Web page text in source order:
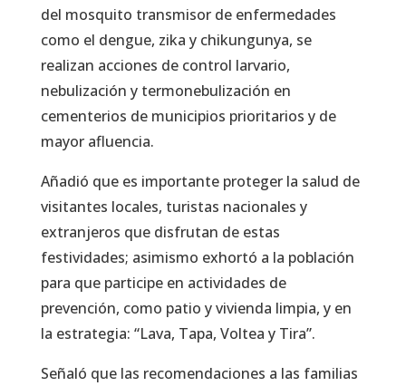
del mosquito transmisor de enfermedades
como el dengue, zika y chikungunya, se
realizan acciones de control larvario,
nebulización y termonebulización en
cementerios de municipios prioritarios y de
mayor afluencia.
Añadió que es importante proteger la salud de
visitantes locales, turistas nacionales y
extranjeros que disfrutan de estas
festividades; asimismo exhortó a la población
para que participe en actividades de
prevención, como patio y vivienda limpia, y en
la estrategia: “Lava, Tapa, Voltea y Tira”.
Señaló que las recomendaciones a las familias